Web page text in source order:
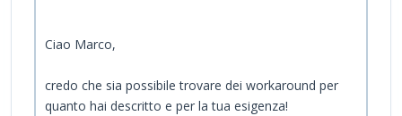
Ciao Marco,
credo che sia possibile trovare dei workaround per
quanto hai descritto e per la tua esigenza!